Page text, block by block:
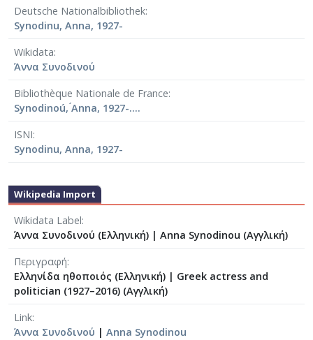
Deutsche Nationalbibliothek
Synodinu, Anna, 1927-
Wikidata
Άννα Συνοδινού
Bibliothèque Nationale de France
Synodinoú, ́Anna, 1927-....
ISNI
Synodinu, Anna, 1927-
Wikipedia Import
Wikidata Label
Άννα Συνοδινού (Ελληνική) | Anna Synodinou (Αγγλική)
Περιγραφή
Ελληνίδα ηθοποιός (Ελληνική) | Greek actress and
politician (1927–2016) (Αγγλική)
Link
Άννα Συνοδινού | Anna Synodinou